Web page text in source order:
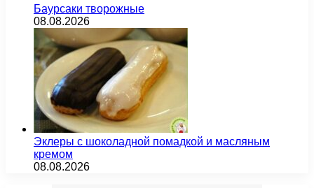
Баурсаки творожные
08.08.2026
Эклеры с шоколадной помадкой и масляным
кремом
08.08.2026